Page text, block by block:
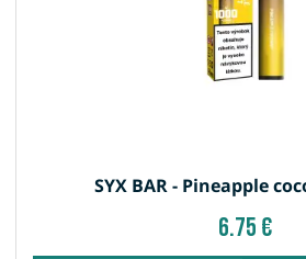
SYX BAR - Pineapple
6.75 €